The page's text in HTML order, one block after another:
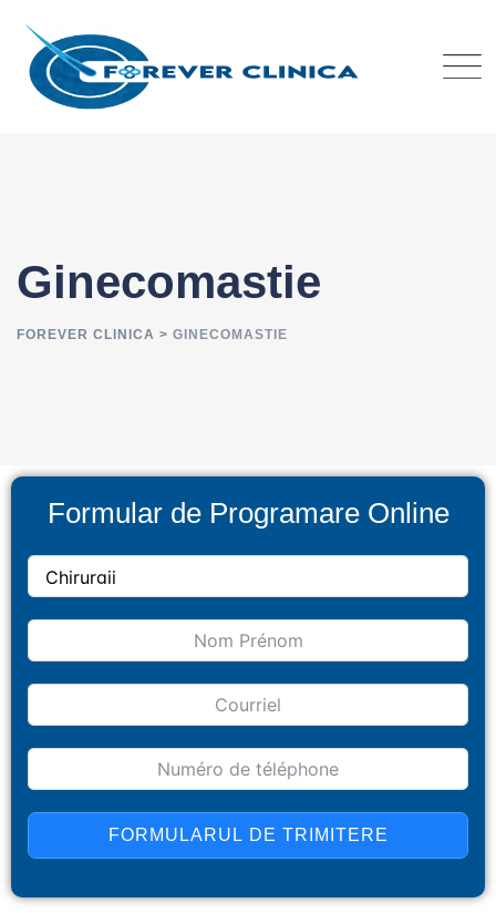
Ginecomastie
FOREVER CLINICA > GINECOMASTIE
Formular de Programare Online
FORMULARUL DE TRIMITERE